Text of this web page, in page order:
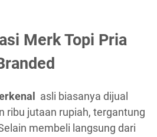
Merk Topi Pria
asli biasanya dijual
ribu jutaan rupiah, tergantung
membeli langsung dari